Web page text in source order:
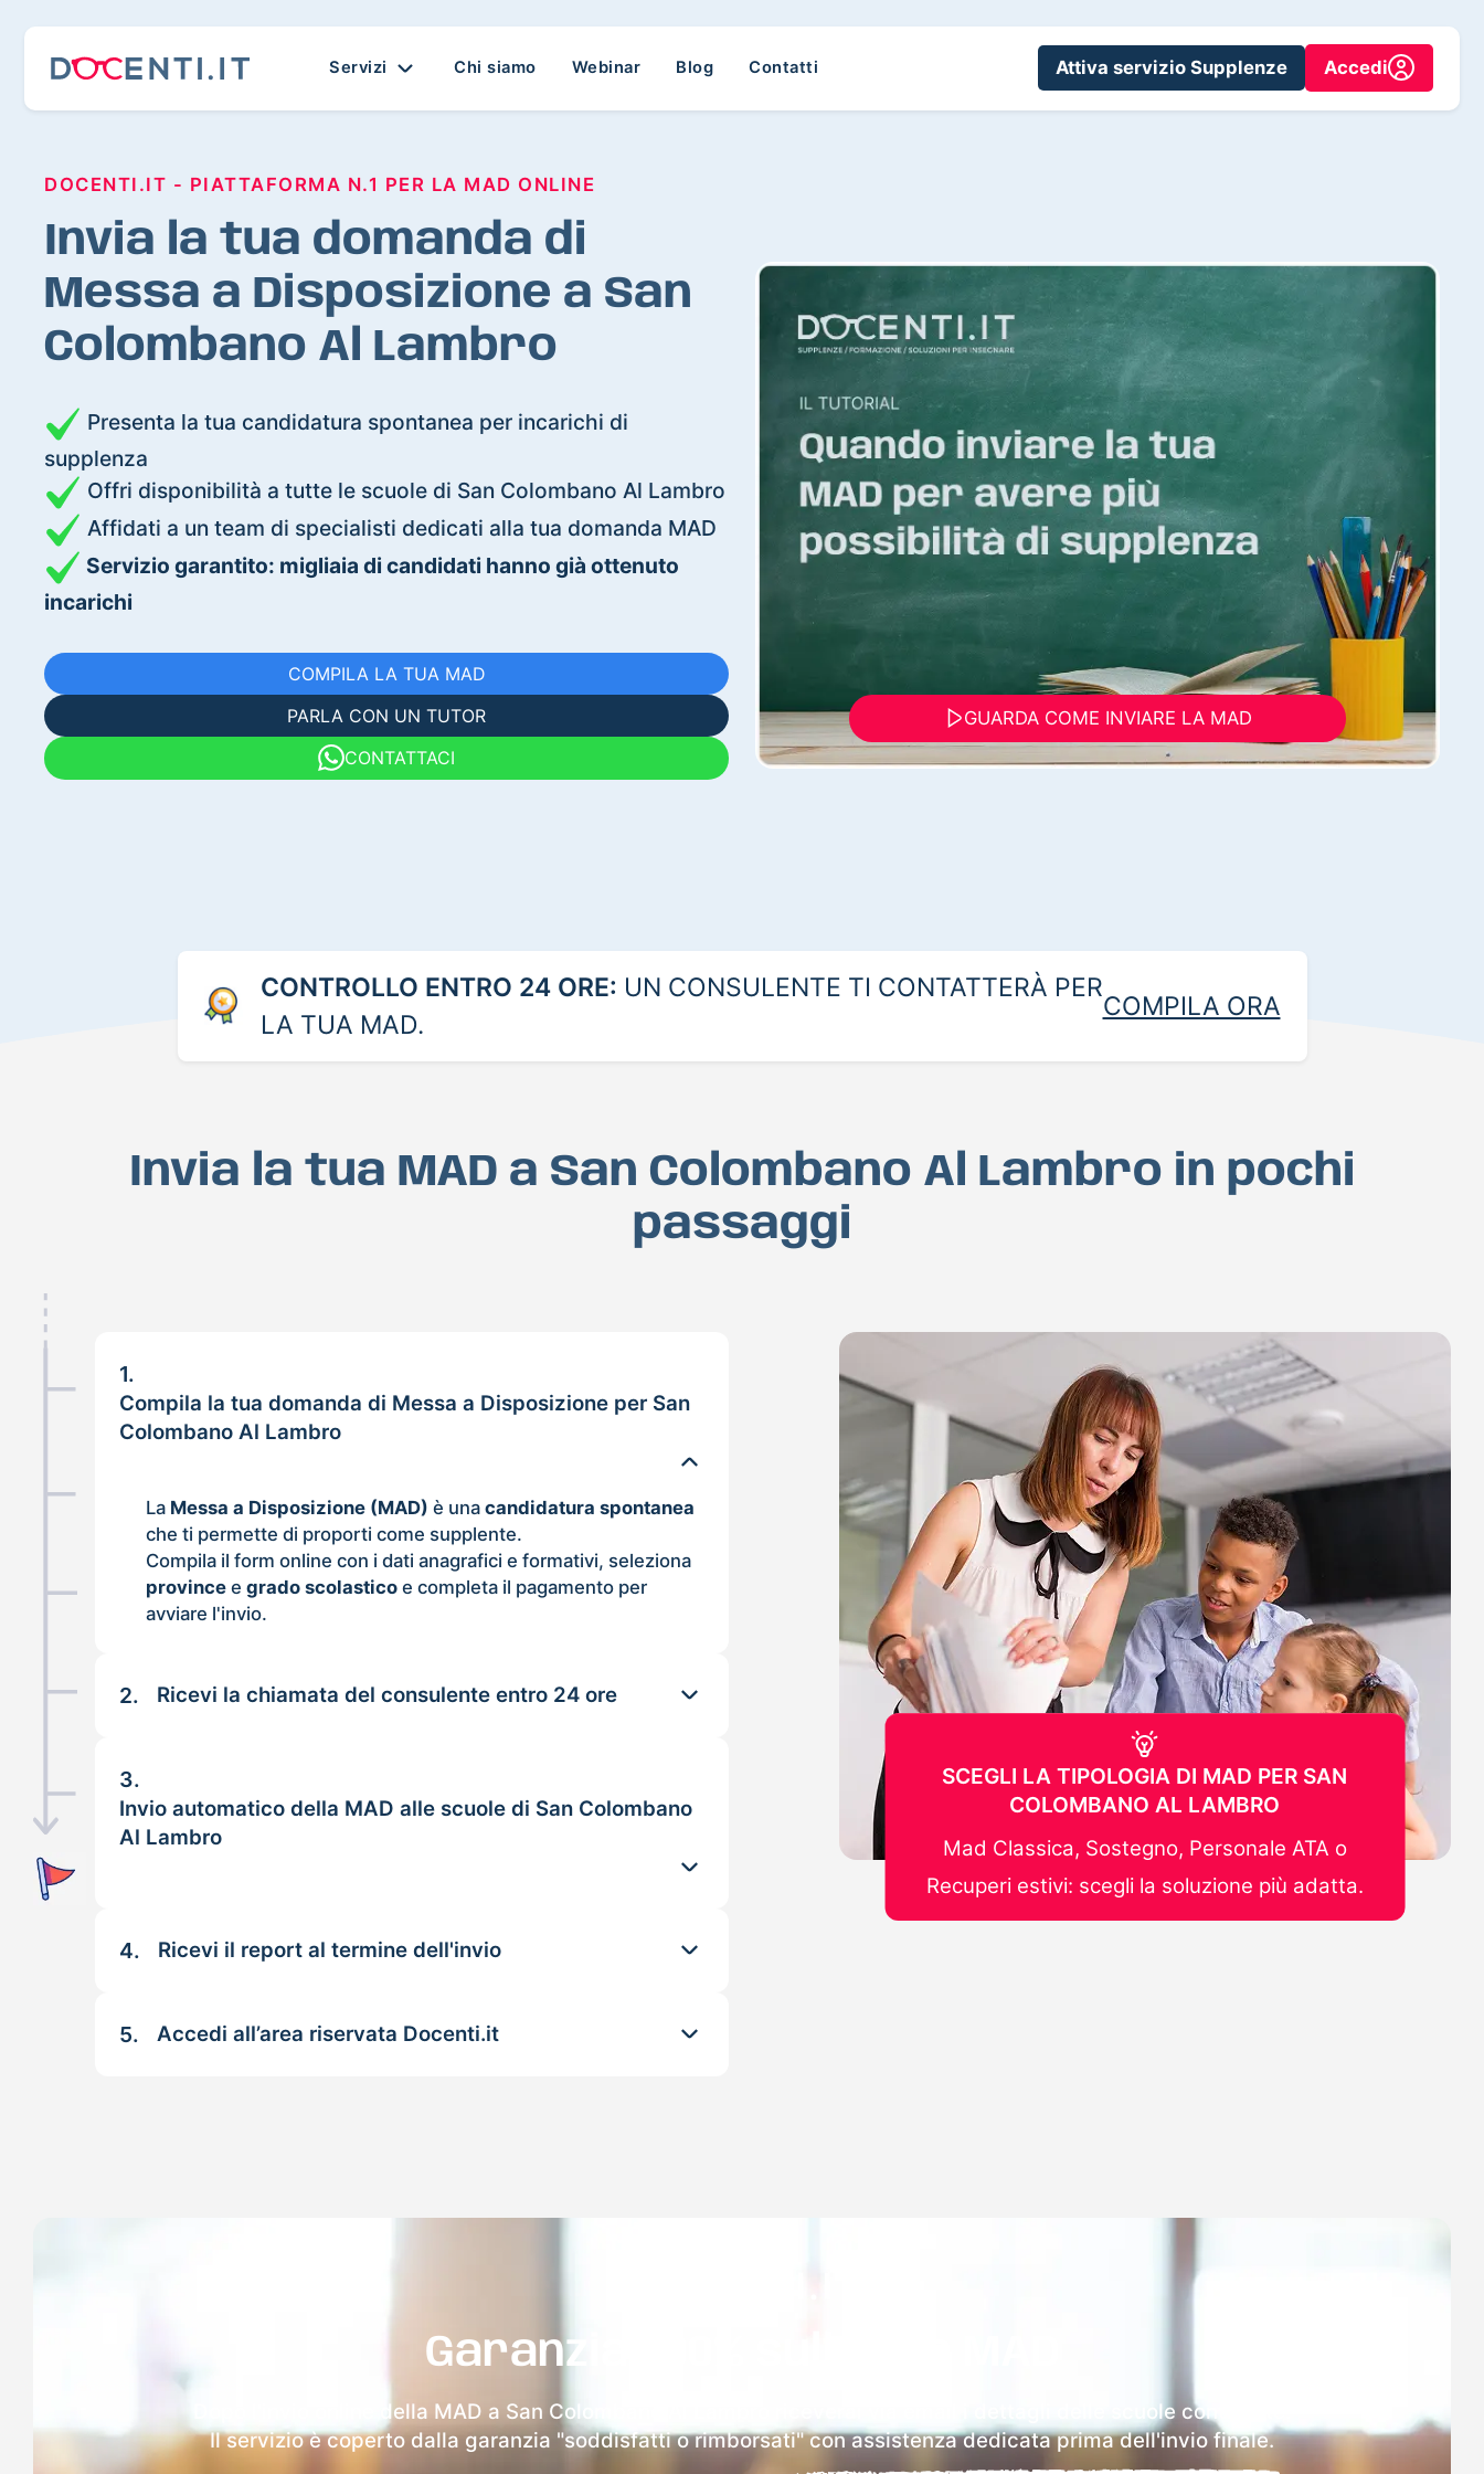
Servizi Chi siamo Webinar Blog Contatti Attiva servizio Supplenze Accedi
DOCENTI.IT - PIATTAFORMA N.1 PER LA MAD ONLINE
Invia la tua domanda di
Messa a Disposizione a San
Colombano Al Lambro
Presenta la tua candidatura spontanea per incarichi di
supplenza
Offri disponibilità a tutte le scuole di San Colombano Al Lambro
Affidati a un team di specialisti dedicati alla tua domanda MAD
Servizio garantito: migliaia di candidati hanno già ottenuto
incarichi
COMPILA LA TUA MAD
PARLA CON UN TUTOR
CONTATTACI
GUARDA COME INVIARE LA MAD
CONTROLLO ENTRO 24 ORE: UN CONSULENTE TI CONTATTERÀ PER
LA TUA MAD.
COMPILA ORA
Invia la tua MAD a San Colombano Al Lambro in pochi
passaggi
1.
Compila la tua domanda di Messa a Disposizione per San
Colombano Al Lambro
La Messa a Disposizione (MAD) è unacandidatura spontanea
che ti permette di proporti come supplente.
Compila il form online con i dati anagrafici e formativi, seleziona
province egrado scolastico e completa il pagamento per
avviare l'invio.
2. Ricevi la chiamata del consulente entro 24 ore
3.
Invio automatico della MAD alle scuole di San Colombano
Al Lambro
4. Ricevi il report al termine dell'invio
5. Accedi all’area riservata Docenti.it
SCEGLI LA TIPOLOGIA DI MAD PER SAN
COLOMBANO AL LAMBRO
Mad Classica, Sostegno, Personale ATA o
Recuperi estivi: scegli la soluzione più adatta.
Garanzia 100% sulla tua MAD
Dopo l'invio online della MAD a San Colombano Al Lambro riceverai via email i dettagli delle scuole contattate.
Il servizio è coperto dalla garanzia "soddisfatti o rimborsati" con assistenza dedicata prima dell'invio finale.